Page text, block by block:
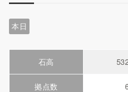
本日
石高
拠点数